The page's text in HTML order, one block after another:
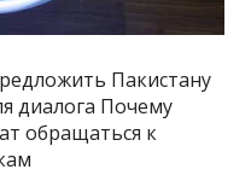
Пакистану
диалога Почему
обращаться к